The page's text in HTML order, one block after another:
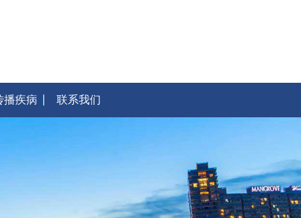
播疾病 联系我们